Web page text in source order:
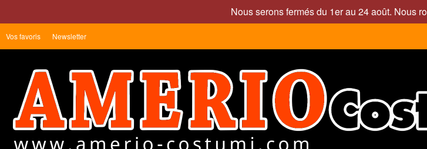
Nous serons fermés du 1er au 24 août. Nous
Vos favoris Newsletter